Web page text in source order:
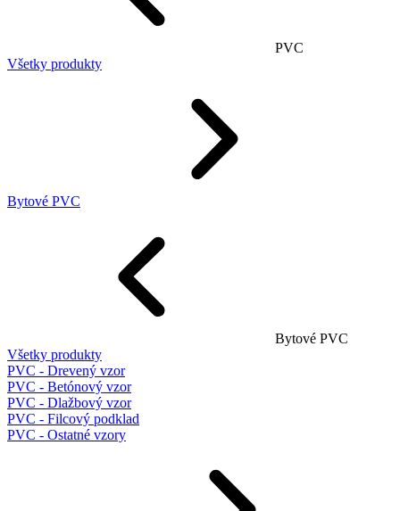
PVC
Všetky produkty
Bytové PVC
Bytové PVC
Všetky produkty
PVC - Drevený vzor
PVC - Betónový vzor
PVC - Dlažbový vzor
PVC - Filcový podklad
PVC - Ostatné vzory